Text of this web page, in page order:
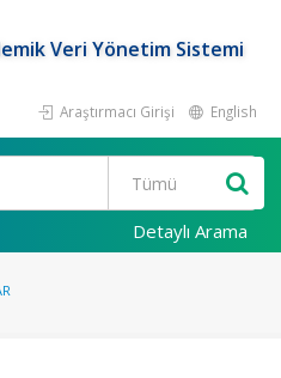
Veri Yönetim Sistemi
Araştırmacı Girişi English
Detaylı Arama